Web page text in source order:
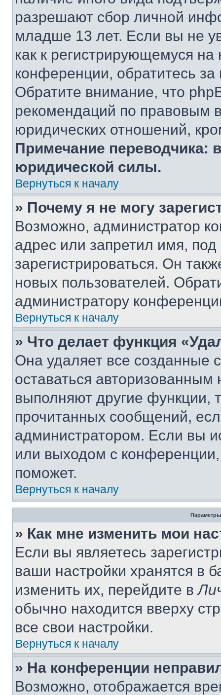
разрешают сбор личной
младше 13 лет. Если вы не
как к регистрирующемуся
конференции, обратитесь
Обратите внимание, что
рекомендаций по правовым
юридических отношений,
Примечание переводчика:
юридической силы.
Вернуться к началу
» Почему я не могу
Возможно, администратор
адрес или запретил имя,
зарегистрироваться. Он
новых пользователей.
администратору
Вернуться к началу
» Что делает функция
Она удаляет все созданные
оставаться
выполняют другие функции,
прочитанных сообщений,
администратором. Если вы
или выходом с
поможет.
Вернуться к началу
Параметры
» Как мне изменить мои
Если вы являетесь
ваши настройки хранятся в
изменить их, перейдите в
обычно находится вверху
все свои настройки.
Вернуться к началу
» На конференции
Возможно, отображается